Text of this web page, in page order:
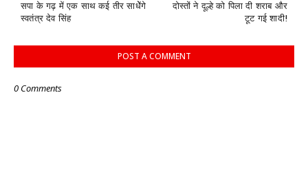
दोस्तों ने दूल्हे को पिला दी शराब और
टूट गई शादी!
सपा के गढ़ में एक साथ कई तीर साधेेंगे
स्वतंत्र देव सिंह
POST A COMMENT
0 Comments